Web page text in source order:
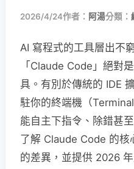
2026/4/24作者： 阿湯分類：
AI 寫程式的工具層出不
「Claude Code」絕對
具。有別於傳統的 IDE
駐你的終端機（
能自主下指令、除錯甚
了解 Claude Code 的
的差異，並提供 2026